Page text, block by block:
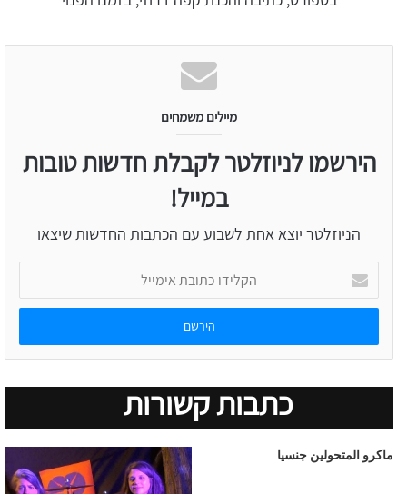
מיילים משמחים
הירשמו לניוזלטר לקבלת חדשות טובות
במייל!
הניוזלטר יוצא אחת לשבוע עם הכתבות החדשות שיצאו
הקלידו
כתובת
אימייל
כתבות קשורות
ماكرو المتحولين جنسيا